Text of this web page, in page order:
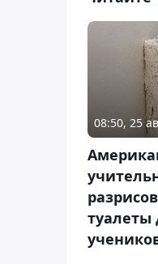
08:50, 25
туалеты